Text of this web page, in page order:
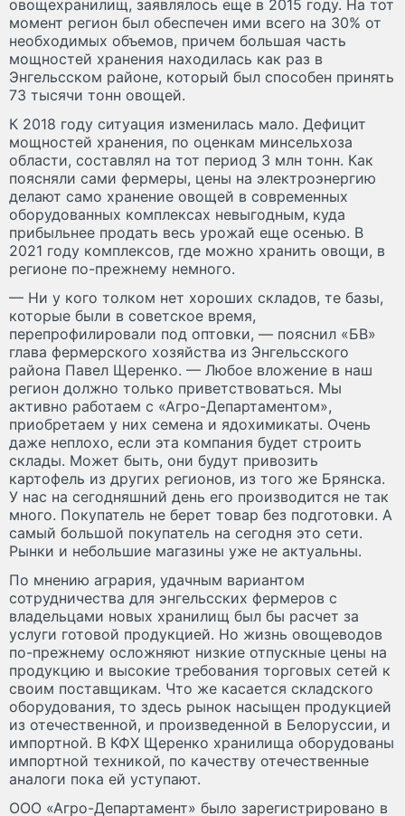
овощехранилищ, заявлялось еще в 2015 году. На тот
момент регион был обеспечен ими всего на 30% от
необходимых объемов, причем большая часть
мощностей хранения находилась как раз в
Энгельсском районе, который был способен принять
73 тысячи тонн овощей.
К 2018 году ситуация изменилась мало. Дефицит
мощностей хранения, по оценкам минсельхоза
области, составлял на тот период 3 млн тонн. Как
поясняли сами фермеры, цены на электроэнергию
делают само хранение овощей в современных
оборудованных комплексах невыгодным, куда
прибыльнее продать весь урожай еще осенью. В
2021 году комплексов, где можно хранить овощи, в
регионе по-прежнему немного.
— Ни у кого толком нет хороших складов, те базы,
которые были в советское время,
перепрофилировали под оптовки, — пояснил «БВ»
глава фермерского хозяйства из Энгельсского
района Павел Щеренко. — Любое вложение в наш
регион должно только приветствоваться. Мы
активно работаем с «Агро-Департаментом»,
приобретаем у них семена и ядохимикаты. Очень
даже неплохо, если эта компания будет строить
склады. Может быть, они будут привозить
картофель из других регионов, из того же Брянска.
У нас на сегодняшний день его производится не так
много. Покупатель не берет товар без подготовки. А
самый большой покупатель на сегодня это сети.
Рынки и небольшие магазины уже не актуальны.
По мнению агрария, удачным вариантом
сотрудничества для энгельсских фермеров с
владельцами новых хранилищ был бы расчет за
услуги готовой продукцией. Но жизнь овощеводов
по-прежнему осложняют низкие отпускные цены на
продукцию и высокие требования торговых сетей к
своим поставщикам. Что же касается складского
оборудования, то здесь рынок насыщен продукцией
из отечественной, и произведенной в Белоруссии, и
импортной. В КФХ Щеренко хранилища оборудованы
импортной техникой, по качеству отечественные
аналоги пока ей уступают.
ООО «Агро-Департамент» было зарегистрировано в